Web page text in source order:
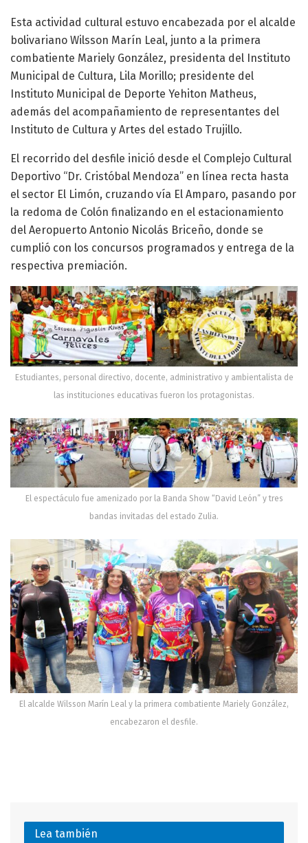
Esta actividad cultural estuvo encabezada por el alcalde
bolivariano Wilsson Marín Leal, junto a la primera
combatiente Mariely González, presidenta del Instituto
Municipal de Cultura, Lila Morillo; presidente del
Instituto Municipal de Deporte Yehiton Matheus,
además del acompañamiento de representantes del
Instituto de Cultura y Artes del estado Trujillo.
El recorrido del desfile inició desde el Complejo Cultural
Deportivo “Dr. Cristóbal Mendoza” en línea recta hasta
el sector El Limón, cruzando vía El Amparo, pasando por
la redoma de Colón finalizando en el estacionamiento
del Aeropuerto Antonio Nicolás Briceño, donde se
cumplió con los concursos programados y entrega de la
respectiva premiación.
Estudiantes, personal directivo, docente, administrativo y ambientalista de
las instituciones educativas fueron los protagonistas.
El espectáculo fue amenizado por la Banda Show “David León” y tres
bandas invitadas del estado Zulia.
El alcalde Wilsson Marín Leal y la primera combatiente Mariely González,
encabezaron el desfile.
Lea también